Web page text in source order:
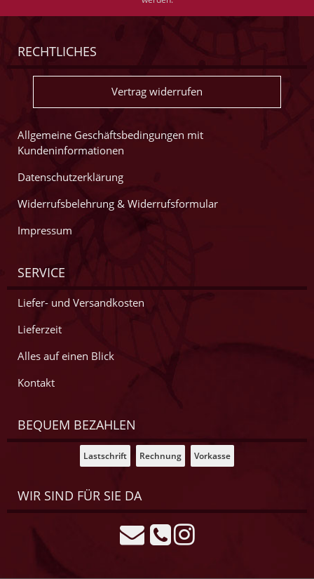
RECHTLICHES
Vertrag widerrufen
Allgemeine Geschäftsbedingungen mit
Kundeninformationen
Datenschutzerklärung
Widerrufsbelehrung & Widerrufsformular
Impressum
SERVICE
Liefer- und Versandkosten
Lieferzeit
Alles auf einen Blick
Kontakt
BEQUEM BEZAHLEN
Lastschrift Rechnung Vorkasse
WIR SIND FÜR SIE DA